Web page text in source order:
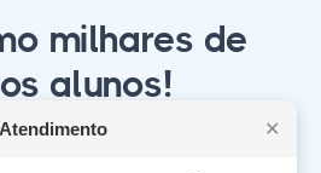
milhares de
alunos!
em nosso curso técnico e
Atendimento ✕